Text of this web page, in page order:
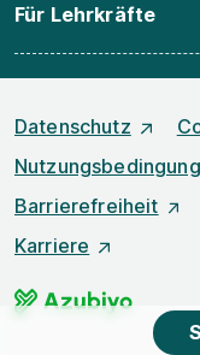
Für Lehrkräfte
Datenschutz
Barrierefreiheit
Karriere